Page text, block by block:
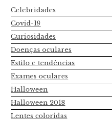
Celebridades
Covid-19
Curiosidades
Doenças oculares
Estilo e tendências
Exames oculares
Halloween
Halloween 2018
Lentes coloridas